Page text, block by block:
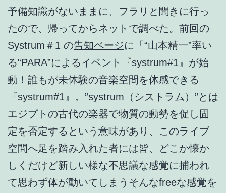
予備知識がないままに、フラリと聞きに行っ
たので、帰ってからネットで調べた。前回の
Systrum＃1 の告知ページに「“山本精一”率い
る“PARA”によるイベント『systrum#1』が始
動！誰もが未体験の音楽空間を体感できる
『systrum#1』。”systrum（シストラム）”とは
エジプトの古代の楽器で物質の動勢を促し固
定を否定するという意味があり、このライブ
空間へ足を踏み入れた者には皆、どこか懐か
しくだけど新しい様な不思議な感覚に捕われ
て思わず体が動いてしまうそんなfreeな感覚を